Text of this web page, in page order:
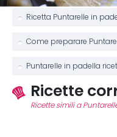
Ricetta Puntarelle in
Come preparare
Puntarelle in padella
Ricette
Ricette simili a